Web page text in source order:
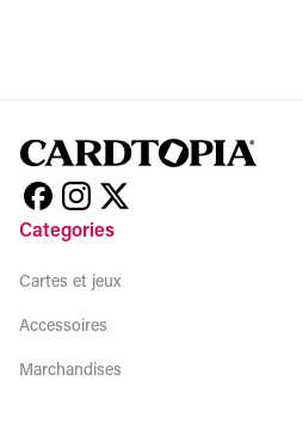
Categories
Cartes et jeux
Accessoires
Marchandises